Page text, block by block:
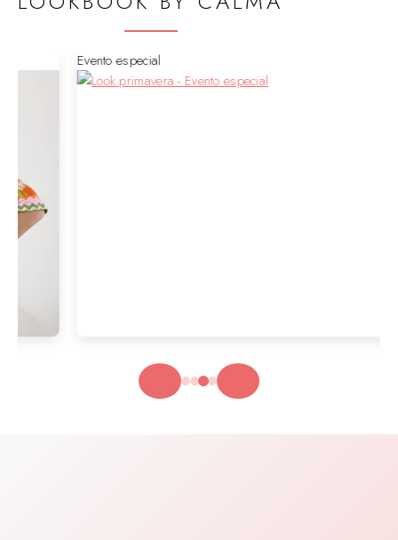
Brunch dominical